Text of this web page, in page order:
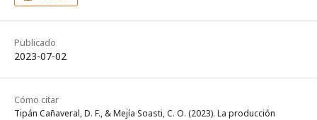
Publicado
2023-07-02
Cómo citar
Tipán Cañaveral, D. F., & Mejía Soasti, C. O. (2023). La producción